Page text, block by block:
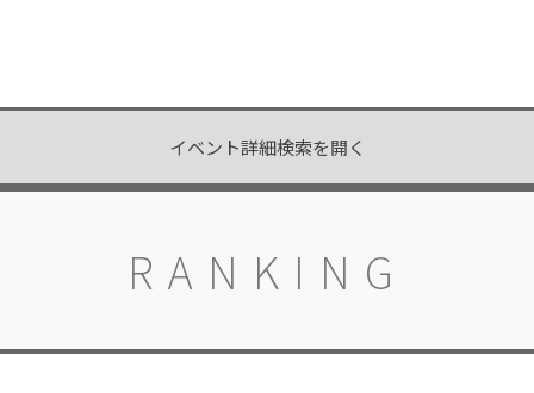
イベント詳細検索を開く
RANKING